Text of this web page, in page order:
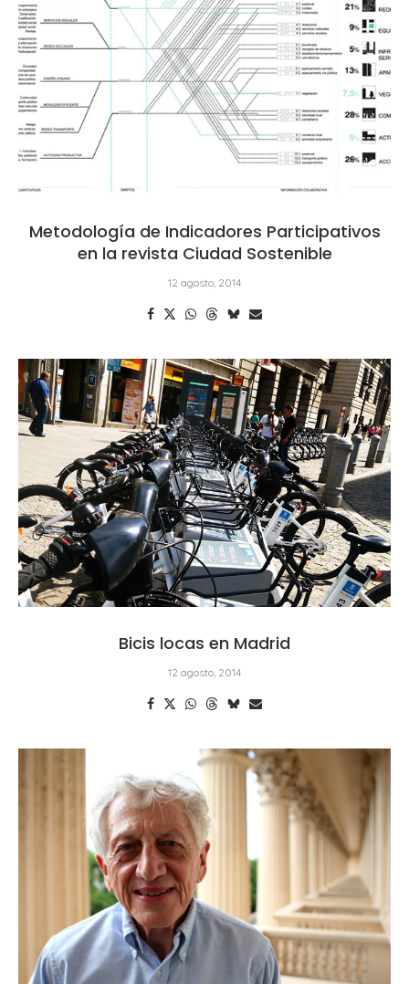
Metodología de Indicadores Participativos
en la revista Ciudad Sostenible
12 agosto, 2014
Bicis locas en Madrid
12 agosto, 2014